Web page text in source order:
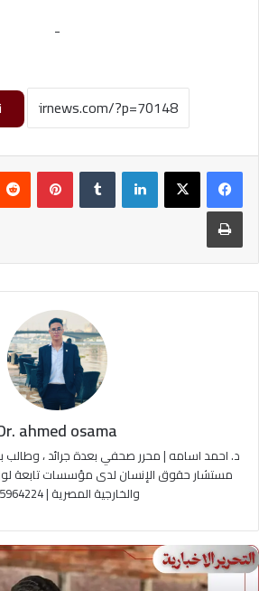
-
لينكدإن بينتيريست
طباعة
ahmed osama
د. احمد اسامه | محرر صحفي بعدة جرائد ، وطالب
مستشار حقوق الإنسان لدى مؤسسات تابعة
والخارجية المصرية | 01065964224